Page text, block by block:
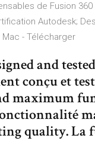
de Fusion
Autodesk;
- Télécharger
and
conçu et
maximum
quality. La